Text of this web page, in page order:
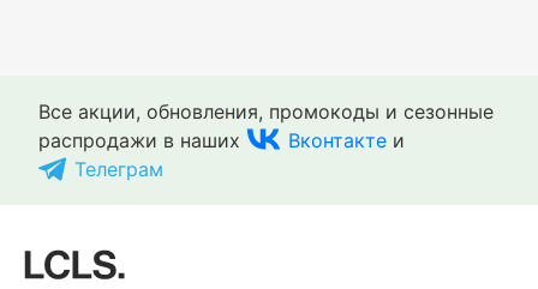
Все акции, обновления, промокоды и сезонные
распродажи в наших
Вконтакте и
Телеграм